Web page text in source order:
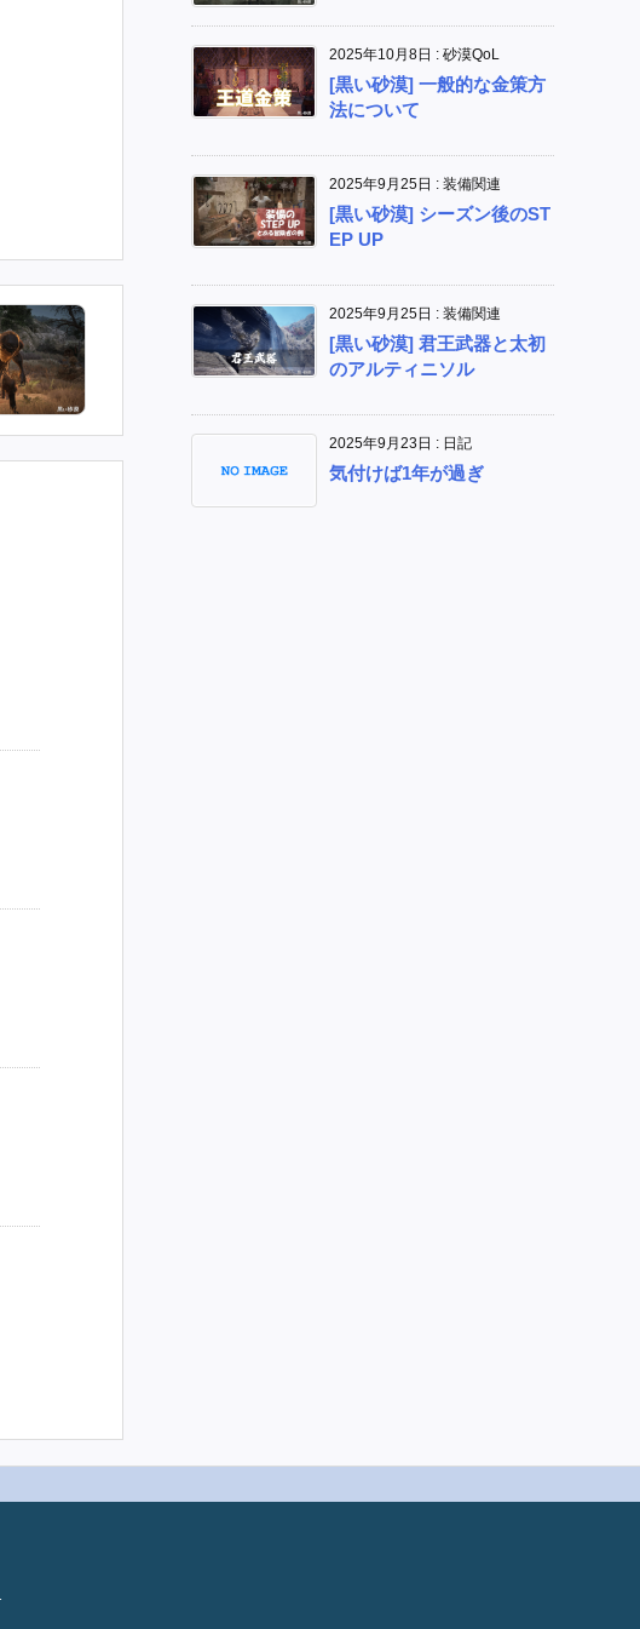
2025年10月8日 : 砂漠QoL
[黒い砂漠] 一般的な金策方
法について
2025年9月25日 : 装備関連
[黒い砂漠] シーズン後のST
EP UP
2025年9月25日 : 装備関連
[黒い砂漠] 君王武器と太初
のアルティニソル
2025年9月23日 : 日記
気付けば1年が過ぎ